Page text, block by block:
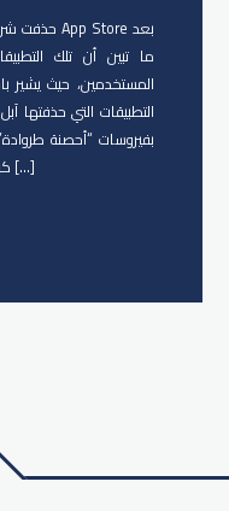
ما تبين أن تلك
المستخدمين، حيث يشير
التطبيقات التي حذفتها
بفيروسات “أحصنة
كبيرة في الهواتف، وتسمح بتحميل الإعلانات […]